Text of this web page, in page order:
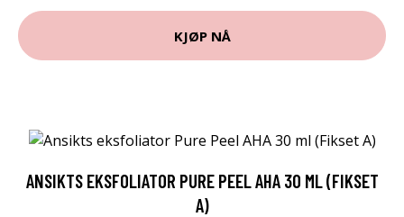
KJØP NÅ
ANSIKTS EKSFOLIATOR PURE PEEL AHA 30 ML (FIKSET
A)